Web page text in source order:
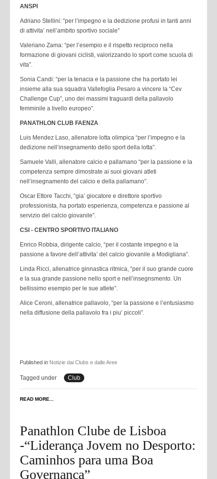
ANSPI
Adriano Stellini: “per l’impegno e la dedizione profusi in tanti anni
di attivita’ nell’ambito sportivo sociale”
Valeriano Zama: “per l’esempio e il rispetto reciproco nella
formazione di giovani ciclisti, valorizzando lo sport come scuola di
vita”.
Sonia Candi: “per la tenacia e la passione che ha portato lei
insieme alla sua squadra Vallefoglia Pesaro a vincere la “Cev
Challenge Cup”, uno dei massimi traguardi della pallavolo
femminile a livello europeo”.
PANATHLON CLUB FAENZA
Luis Mendez Laso, allenatore lotta olimpica “per l’impegno e la
dedizione nell’insegnamento dello sport della lotta”.
Samuele Valli, allenatore calcio e pallamano “per la passione e la
competenza sempre dimostrate ai suoi giovani atleti
nell’insegnamento del calcio e della pallamano”.
Oscar Ettore Tacchi, “gia’ giocatore e direttore sportivo
professionista, ha portato esperienza, competenza e passione al
servizio del calcio giovanile”.
CSI - CENTRO SPORTIVO ITALIANO
Enrico Robbia, dirigente calcio, “per il costante impegno e la
passione a favore dell’attivita’ del calcio giovanile a Modigliana”.
Linda Ricci, allenatrice ginnastica ritmica, “per il suo grande cuore
e la sua grande passione nello sport e nell’insegnsmento. Un
bellissimo esempio per le sue atlete”.
Alice Ceroni, allenatrice pallavolo, “per la passione e l’entusiasmo
nella diffusione della pallavolo fra i piu’ piccoli”.
Published in Notizie dai Clubs e dalle Aree
Tagged under Club
READ MORE...
Panathlon Clube de Lisboa
-“Liderança Jovem no Desporto:
Caminhos para uma Boa
Governança”